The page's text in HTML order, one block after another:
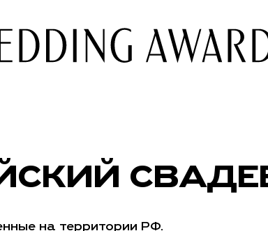
на территории РФ.